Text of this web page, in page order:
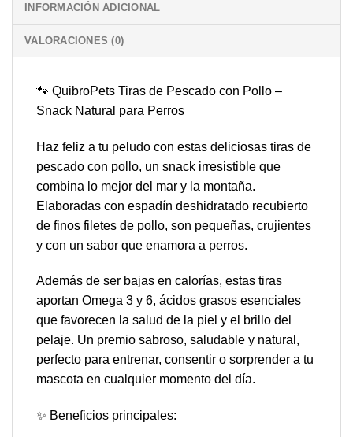
INFORMACIÓN ADICIONAL
VALORACIONES (0)
🐾 QuibroPets Tiras de Pescado con Pollo –
Snack Natural para Perros
Haz feliz a tu peludo con estas deliciosas tiras de
pescado con pollo, un snack irresistible que
combina lo mejor del mar y la montaña.
Elaboradas con espadín deshidratado recubierto
de finos filetes de pollo, son pequeñas, crujientes
y con un sabor que enamora a perros.
Además de ser bajas en calorías, estas tiras
aportan Omega 3 y 6, ácidos grasos esenciales
que favorecen la salud de la piel y el brillo del
pelaje. Un premio sabroso, saludable y natural,
perfecto para entrenar, consentir o sorprender a tu
mascota en cualquier momento del día.
✨ Beneficios principales: